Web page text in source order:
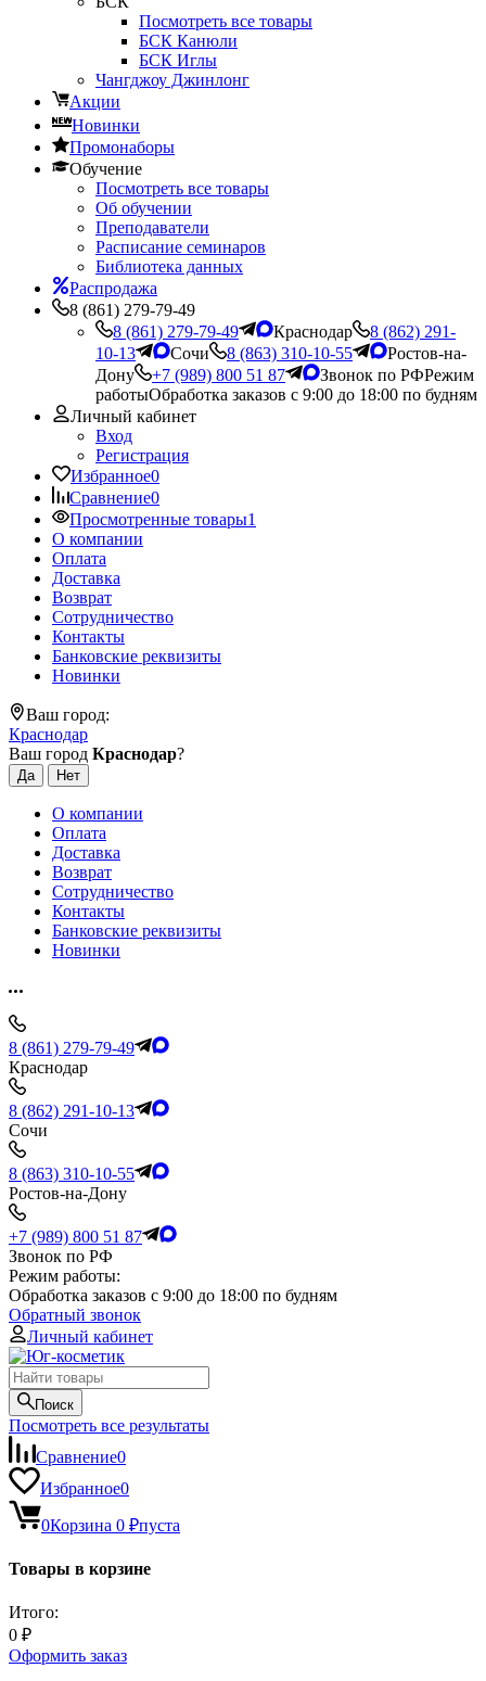
Посмотреть все товары
БСК Канюли
БСК Иглы
Чангджоу Джинлонг
Акции
Новинки
Промонаборы
Обучение
Посмотреть все товары
Об обучении
Преподаватели
Расписание семинаров
Библиотека данных
Распродажа
8 (861) 279-79-49
8 (861) 279-79-49
Краснодар
8 (862) 291-
10-13
Сочи 8 (863) 310-10-55
Ростов-на-
Дону
+7 (989) 800 51 87 Звонок по РФРежим
работыОбработка заказов с 9:00 до 18:00 по будням
Личный кабинет
Вход
Регистрация
Избранное0
Сравнение0
Просмотренные товары1
О компании
Оплата
Доставка
Возврат
Сотрудничество
Контакты
Банковские реквизиты
Новинки
Ваш город:
Краснодар
Ваш город Краснодар?
О компании
Оплата
Доставка
Возврат
Сотрудничество
Контакты
Банковские реквизиты
Новинки
8 (861) 279-79-49
Краснодар
8 (862) 291-10-13
Сочи
8 (863) 310-10-55
Ростов-на-Дону
+7 (989) 800 51 87
Звонок по РФ
Режим работы:
Обработка заказов с 9:00 до 18:00 по будням
Обратный звонок
Личный кабинет
Поиск
Посмотреть все результаты
Сравнение0
Избранное0
0Корзина 0 ₽пуста
Товары в корзине
Итого:
0 ₽
Оформить заказ